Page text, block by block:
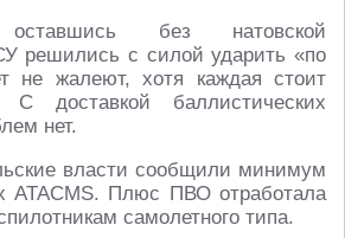
без натовской
решились с силой ударить «по
не жалеют, хотя каждая стоит
доставкой баллистических
нет.
власти сообщили минимум
ATACMS. Плюс ПВО отработала
самолетного типа.